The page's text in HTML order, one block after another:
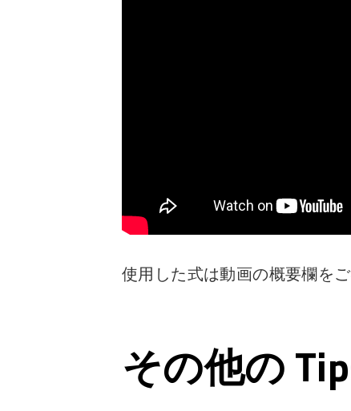
使用した式は動画の概要欄を
その他の